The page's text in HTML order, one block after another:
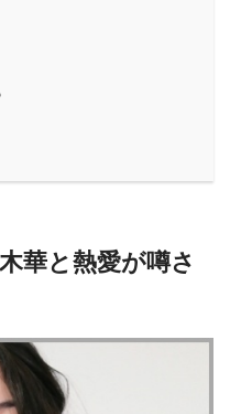
華と熱愛が噂さ